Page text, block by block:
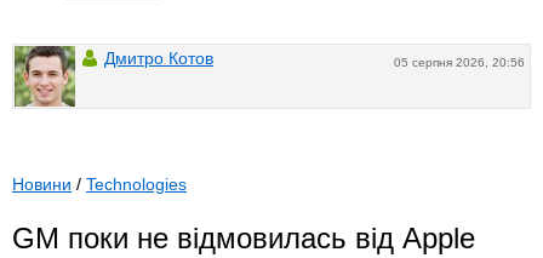
05 серпня 2026, 20:56
Дмитро Котов
Новини / Technologies
GM поки не відмовилась від Apple